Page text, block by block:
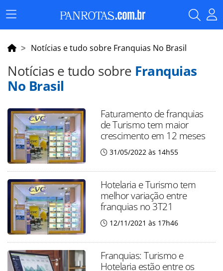
Menu
Principal
Notícias e tudo sobre Franquias No Brasil
Notícias e tudo sobre Franquias
No Brasil
Faturamento de franquias
de Turismo tem maior
crescimento em 12 meses
31/05/2022 às 14h55
Hotelaria e Turismo tem
melhor variação entre
franquias no 3T21
12/11/2021 às 17h46
Franquias: Turismo e
Hotelaria estão entre os